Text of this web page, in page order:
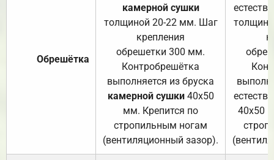
Обрешётка
камерной сушки
толщиной 20-22 мм. Шаг
крепления
обрешетки 300 мм.
Контробрешётка
выполняется из бруска
камерной сушки40х50
мм. Крепится по
стропильным ногам
(вентиляционный зазор).
40х50